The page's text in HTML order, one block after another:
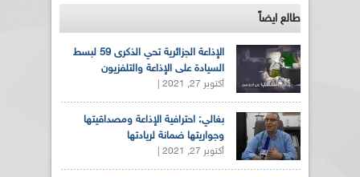
طالع ايضاً
الإذاعة الجزائرية تحي الذكرى 59 لبسط
السيادة على الإذاعة والتلفزيون
أكتوبر 27, 2021 |
بغالي: احترافية الإذاعة ومصداقيتها
وجواريتها ضمانة لريادتها
أكتوبر 27, 2021 |